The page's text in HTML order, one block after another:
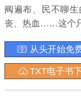
阀遍布、民不聊
丧、热血……这个只
从头开始免
TXT电子书